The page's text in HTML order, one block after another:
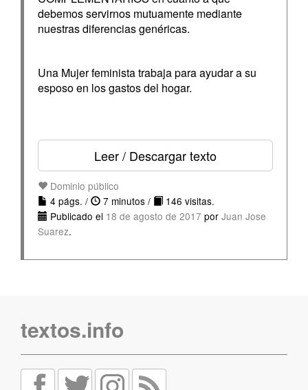
debemos servirnos mutuamente mediante
nuestras diferencias genéricas.
Una Mujer feminista trabaja para ayudar a su
esposo en los gastos del hogar.
Leer / Descargar texto
Dominio público
4 págs. /
7 minutos /
146 visitas.
Publicado el 18 de agosto de 2017 por Juan Jose
Suarez.
textos.info